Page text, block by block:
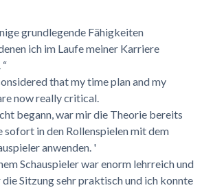
grundlegende Fähigkeiten
ich im Laufe meiner Karriere
that my time plan and my
now really critical.
begann, war mir die Theorie bereits
sofort in den Rollenspielen mit dem
anwenden. '
Schauspieler war enorm lehrreich und
Sitzung sehr praktisch und ich konnte